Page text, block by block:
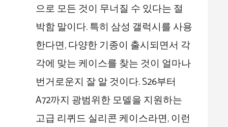
으로 모든 것이 무너질 수 있다는 절
박함 말이다. 특히 삼성 갤럭시를 사용
한다면, 다양한 기종이 출시되면서 각
각에 맞는 케이스를 찾는 것이 얼마나
번거로운지 잘 알 것이다. S26부터
A72까지 광범위한 모델을 지원하는
고급 리퀴드 실리콘 케이스라면, 이런